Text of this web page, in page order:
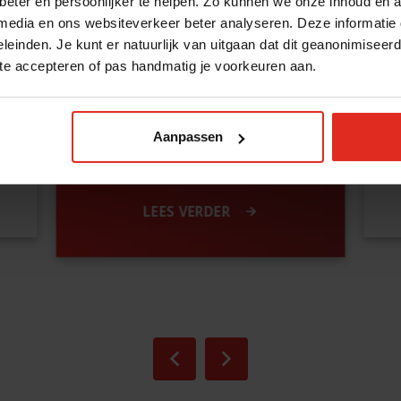
en ons websiteverkeer beter analyseren. Deze
Je kunt er natuurlijk van uitgaan dat dit
accepteren of pas handmatig je voorkeuren aan.
Aanpassen
Financieel plan
financiële doelen te bereiken en
mijn toekomst veilig te stellen.
LEES VERDER